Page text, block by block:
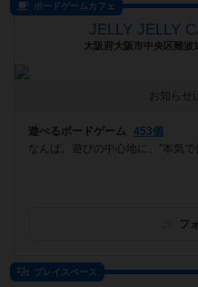
ボードゲームカフェ
JELLY JELLY
大阪府大阪市中央区難
お知らせ
遊べるボードゲーム
453個
なんば。遊びの中心地に、”本気で
フ
プレイスペース